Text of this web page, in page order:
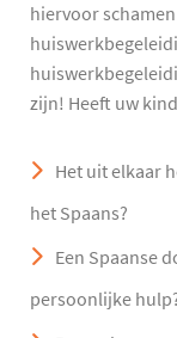
hiervoor
zijn! Heeft uw
Het uit elkaar
het Spaans?
Een Spaanse
persoonlijke